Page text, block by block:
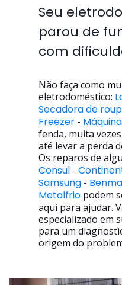
Seu
parou de
com
Não faça como
eletrodoméstico:
Secadora de
Freezer -
fenda, muita
até levar a perda
Os reparos de
Consul -
Samsung -
Metalfrio podem
aqui para ajudar.
especializado em
para um
origem do